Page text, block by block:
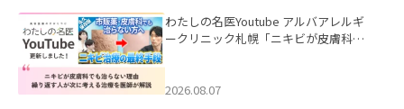
わたしの名医Youtube アルバアレルギ
ークリニック札幌「ニキビが皮膚科で
ました。
2026.08.07